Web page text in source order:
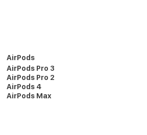
AirPods
AirPods Pro 3
AirPods Pro 2
AirPods 4
AirPods Max